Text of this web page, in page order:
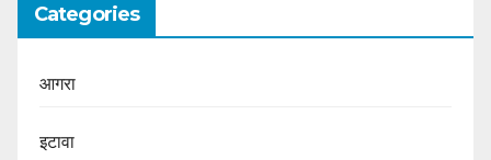
Categories
आगरा
इटावा